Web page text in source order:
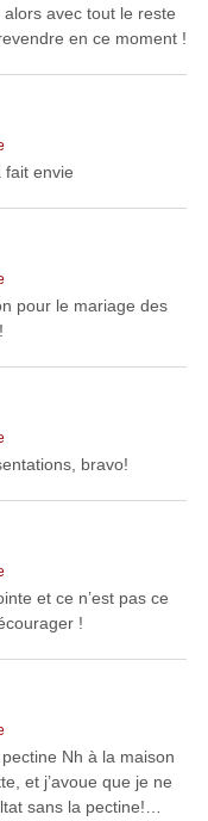
avec tout le reste
en ce moment !
fait envie
pour le mariage des
bravo!
et ce n’est pas ce
!
Nh à la maison
et j’avoue que je ne
sans la pectine!…